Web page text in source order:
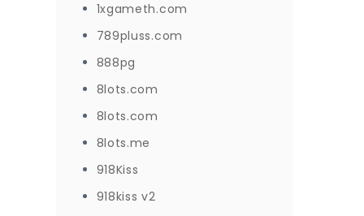
1xgameth.com
789pluss.com
888pg
8lots.com
8lots.com
8lots.me
918Kiss
918kiss v2